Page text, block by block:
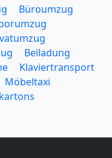
Büroumzug
Beiladung
Klaviertransport
Möbeltaxi